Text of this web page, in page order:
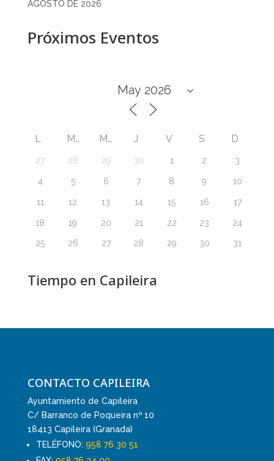
AGOSTO DE 2026
Próximos Eventos
L M M J V S D
27 28 29 30 1 2 3
4 5 6 7 8 9 10
11 12 13 14 15 16 17
18 19 20 21 22 23 24
25 26 27 28 29 30 31
Tiempo en Capileira
CONTACTO CAPILEIRA
Ayuntamiento de Capileira
C/ Barranco de Poqueira nº 10
18413 Capileira (Granada)
TELÉFONO: 958 76 30 51